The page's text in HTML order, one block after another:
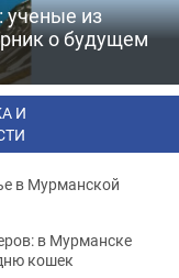
ученые из
о будущем
И
в Мурманской
в Мурманске
кошек